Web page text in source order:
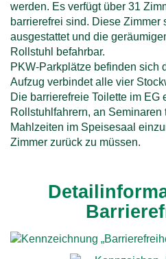
a
l
t
werden. Es verfügt über 31
barrierefrei sind. Diese Zimmer
ausgestattet und die
Rollstuhl befahrbar.
PKW-Parkplätze befinden sich
Aufzug verbindet alle vier
Die barrierefreie Toilette im EG
Rollstuhlfahrern, an
Mahlzeiten im Speisesaal
Zimmer zurück zu müssen.